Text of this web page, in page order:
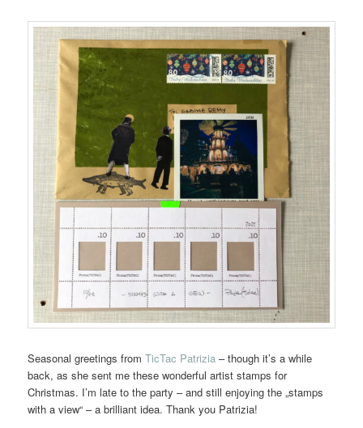
Seasonal greetings fromTicTac Patrizia – though it’s a while
back, as she sent me these wonderful artist stamps for
Christmas. I’m late to the party – and still enjoying the „stamps
with a view“ – a brilliant idea. Thank you Patrizia!